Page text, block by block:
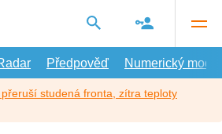
Předpověď Numerický model
studená fronta, zítra teploty